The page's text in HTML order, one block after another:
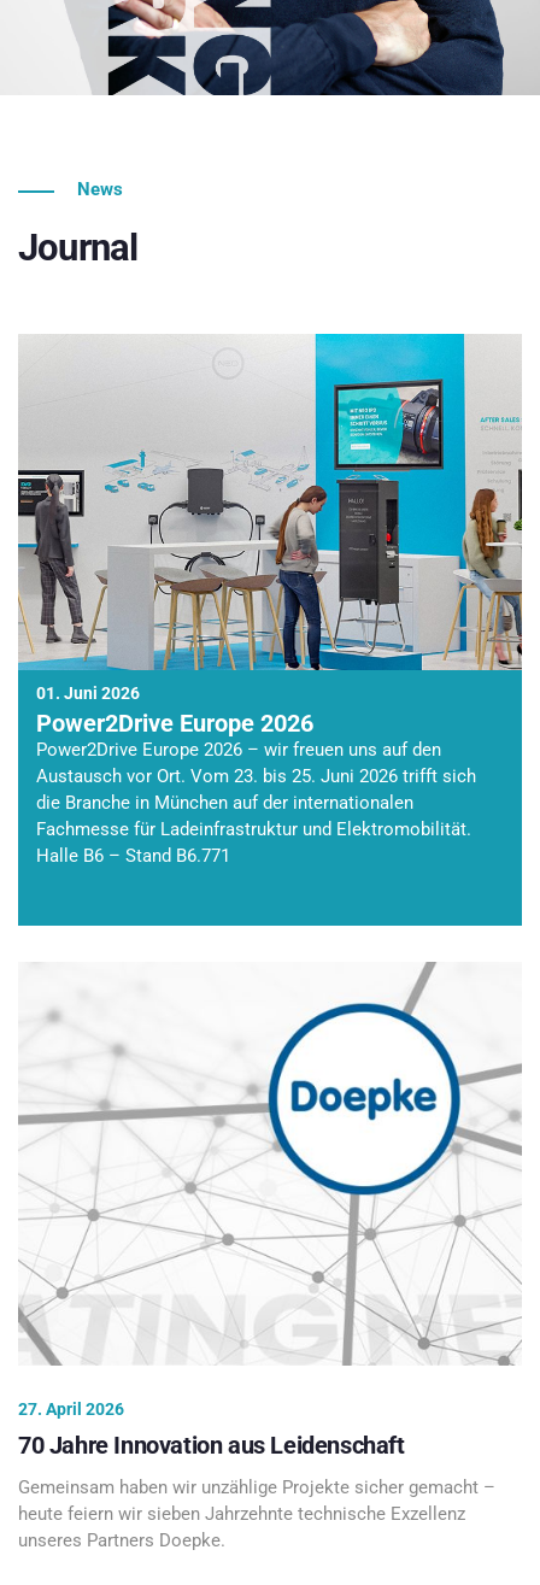
News
Journal
01. Juni 2026
Power2Drive Europe 2026
Power2Drive Europe 2026 – wir freuen uns auf den
Austausch vor Ort. Vom 23. bis 25. Juni 2026 trifft sich
die Branche in München auf der internationalen
Fachmesse für Ladeinfrastruktur und Elektromobilität.
Halle B6 – Stand B6.771
27. April 2026
70 Jahre Innovation aus Leidenschaft
Gemeinsam haben wir unzählige Projekte sicher gemacht –
heute feiern wir sieben Jahrzehnte technische Exzellenz
unseres Partners Doepke.